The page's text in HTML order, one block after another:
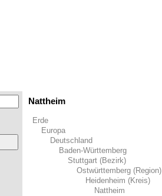
Nattheim
Erde
Europa
Deutschland
Baden-Württemberg
Stuttgart (Bezirk)
Ostwürttemberg (Region)
Heidenheim (Kreis)
Nattheim